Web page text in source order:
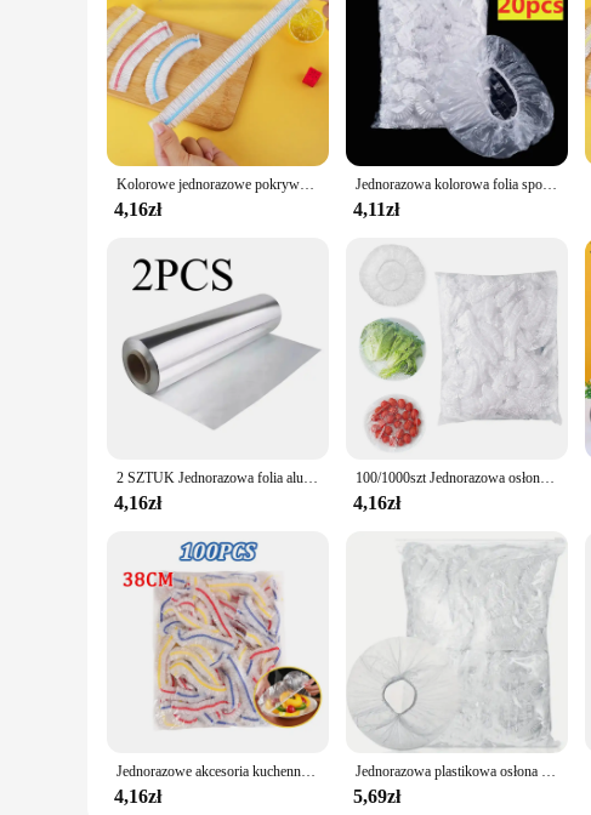
Kolorowe jednorazowe pokrywki na żywność Pokrywki do przechowywania świeżej żywności Elastyczny plastikowy czepek prysznicowy Pokrowiec na żywność owocową Torba do przechowywania świeżych produktów
4,16zł
Jednorazowa kolorowa folia spożywcza Pokrowiec na świeżość Plastikowa torba spożywcza Elastyczna osłona przeciwpyłowa Akcesoria do lodówki kuchennej
4,11zł
2 SZTUK Jednorazowa folia aluminiowa Rolka papieru Odporna na olej Nieprzywierająca folia aluminiowa Rolka Food Grade Papier do pakowania Grillowanie Pieczenie
4,16zł
100/1000szt Jednorazowa osłona na żywność Saran Wrap Bowel Cover Food Grade Fresh-Keeping Plastic Bag Kitchen Storage Accessories
4,16zł
Jednorazowe akcesoria kuchenne Osłona na żywność Oszczędzanie kurzu Świeże pokrywki spożywcze Elastyczny plastikowy ochraniacz na buty Nakrycia głowy pod prysznic Miski Czapki
4,16zł
Jednorazowa plastikowa osłona na żywność Kolorowa elastyczna folia Pokrywy na żywność Świeże pokrywki Pojemnik kuchenny Nylonowe torby do pakowania Torba do przechowywania
5,69zł